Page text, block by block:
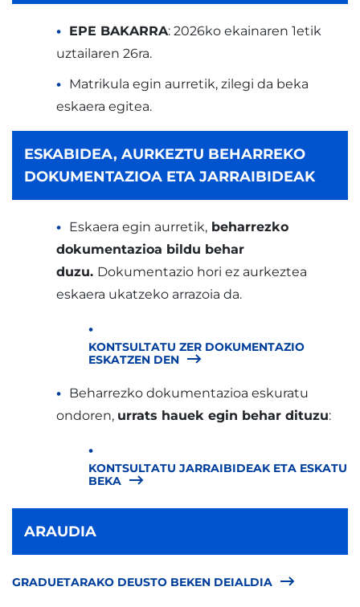
EPE BAKARRA: 2026ko ekainaren 1etik
uztailaren 26ra.
Matrikula egin aurretik, zilegi da beka
eskaera egitea.
ESKABIDEA, AURKEZTU BEHARREKO
DOKUMENTAZIOA ETA JARRAIBIDEAK
Eskaera egin aurretik, beharrezko
dokumentazioa bildu behar
duzu. Dokumentazio hori ez aurkeztea
eskaera ukatzeko arrazoia da.
KONTSULTATU ZER DOKUMENTAZIO
ESKATZEN DEN
Beharrezko dokumentazioa eskuratu
ondoren, urrats hauek egin behar dituzu:
KONTSULTATU JARRAIBIDEAK ETA ESKATU
BEKA
ARAUDIA
GRADUETARAKO DEUSTO BEKEN DEIALDIA